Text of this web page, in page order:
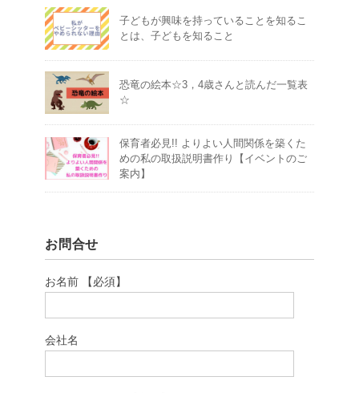
子どもが興味を持っていることを知るこ
とは、子どもを知ること
恐竜の絵本☆3，4歳さんと読んだ一覧表
☆
保育者必見!! よりよい人間関係を築くた
めの私の取扱説明書作り【イベントのご
案内】
お問合せ
お名前 【必須】
会社名